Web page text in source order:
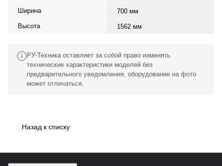
Ширина
700 мм
Высота
1562 мм
РУ-Техника оставляет за собой право изменять
технические характеристики моделей без
предварительного уведомления, оборудование на фото
может отличаться.
Назад к списку